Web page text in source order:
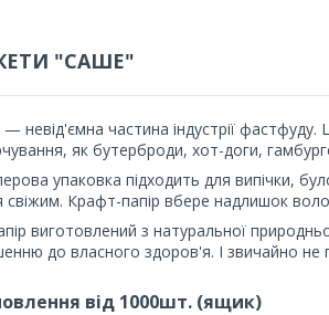
"САШЕ"
невід'ємна частина індустрії
як бутерброди, хот-доги,
упаковка підходить для випічки,
Крафт-папір вбере надлишок
виготовлений з натуральної
до власного здоров'я. І звичайно не
від 1000шт. (ящик)